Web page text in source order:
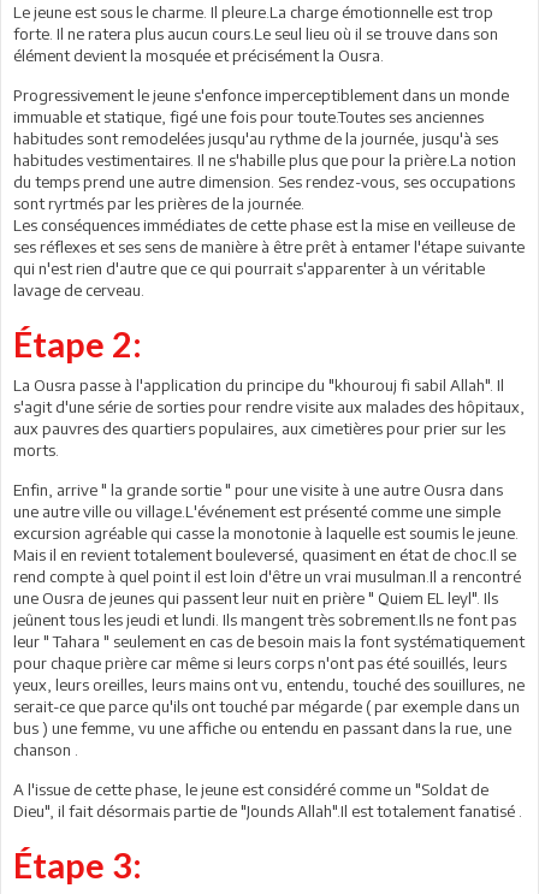
Le jeune est sous le charme. Il pleure.La charge émotionnelle est trop
forte. Il ne ratera plus aucun cours.Le seul lieu où il se trouve dans son
élément devient la mosquée et précisément la Ousra.
Progressivement le jeune s'enfonce imperceptiblement dans un monde
immuable et statique, figé une fois pour toute.Toutes ses anciennes
habitudes sont remodelées jusqu'au rythme de la journée, jusqu'à ses
habitudes vestimentaires. Il ne s'habille plus que pour la prière.La notion
du temps prend une autre dimension. Ses rendez-vous, ses occupations
sont ryrtmés par les prières de la journée.
Les conséquences immédiates de cette phase est la mise en veilleuse de
ses réflexes et ses sens de manière à être prêt à entamer l'étape suivante
qui n'est rien d'autre que ce qui pourrait s'apparenter à un véritable
lavage de cerveau.
Étape 2:
La Ousra passe à l'application du principe du "khourouj fi sabil Allah". Il
s'agit d'une série de sorties pour rendre visite aux malades des hôpitaux,
aux pauvres des quartiers populaires, aux cimetières pour prier sur les
morts.
Enfin, arrive " la grande sortie " pour une visite à une autre Ousra dans
une autre ville ou village.L'événement est présenté comme une simple
excursion agréable qui casse la monotonie à laquelle est soumis le jeune.
Mais il en revient totalement bouleversé, quasiment en état de choc.Il se
rend compte à quel point il est loin d'être un vrai musulman.Il a rencontré
une Ousra de jeunes qui passent leur nuit en prière " Quiem EL leyl". Ils
jeûnent tous les jeudi et lundi. Ils mangent très sobrement.Ils ne font pas
leur " Tahara " seulement en cas de besoin mais la font systématiquement
pour chaque prière car même si leurs corps n'ont pas été souillés, leurs
yeux, leurs oreilles, leurs mains ont vu, entendu, touché des souillures, ne
serait-ce que parce qu'ils ont touché par mégarde ( par exemple dans un
bus ) une femme, vu une affiche ou entendu en passant dans la rue, une
chanson .
A l'issue de cette phase, le jeune est considéré comme un "Soldat de
Dieu", il fait désormais partie de "Jounds Allah".Il est totalement fanatisé .
Étape 3: